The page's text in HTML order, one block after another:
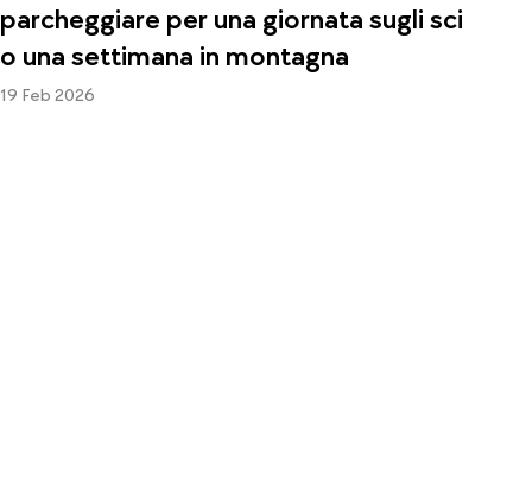
parcheggiare per una giornata sugli sci
o una settimana in montagna
19 Feb 2026